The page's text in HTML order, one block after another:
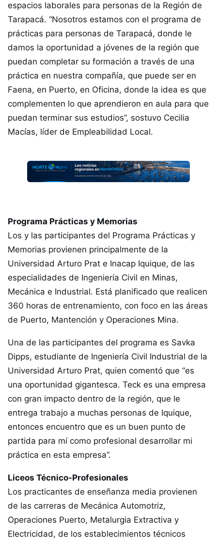
espacios laborales para personas de la Región de
Tarapacá. “Nosotros estamos con el programa de
prácticas para personas de Tarapacá, donde le
damos la oportunidad a jóvenes de la región que
puedan completar su formación a través de una
práctica en nuestra compañía, que puede ser en
Faena, en Puerto, en Oficina, donde la idea es que
complementen lo que aprendieron en aula para que
puedan terminar sus estudios”, sostuvo Cecilia
Macías, líder de Empleabilidad Local.
Programa Prácticas y Memorias
Los y las participantes del Programa Prácticas y
Memorias provienen principalmente de la
Universidad Arturo Prat e Inacap Iquique, de las
especialidades de Ingeniería Civil en Minas,
Mecánica e Industrial. Está planificado que realicen
360 horas de entrenamiento, con foco en las áreas
de Puerto, Mantención y Operaciones Mina.
Una de las participantes del programa es Savka
Dipps, estudiante de Ingeniería Civil Industrial de la
Universidad Arturo Prat, quien comentó que “es
una oportunidad gigantesca. Teck es una empresa
con gran impacto dentro de la región, que le
entrega trabajo a muchas personas de Iquique,
entonces encuentro que es un buen punto de
partida para mí como profesional desarrollar mi
práctica en esta empresa”.
Liceos Técnico-Profesionales
Los practicantes de enseñanza media provienen
de las carreras de Mecánica Automotriz,
Operaciones Puerto, Metalurgia Extractiva y
Electricidad, de los establecimientos técnicos